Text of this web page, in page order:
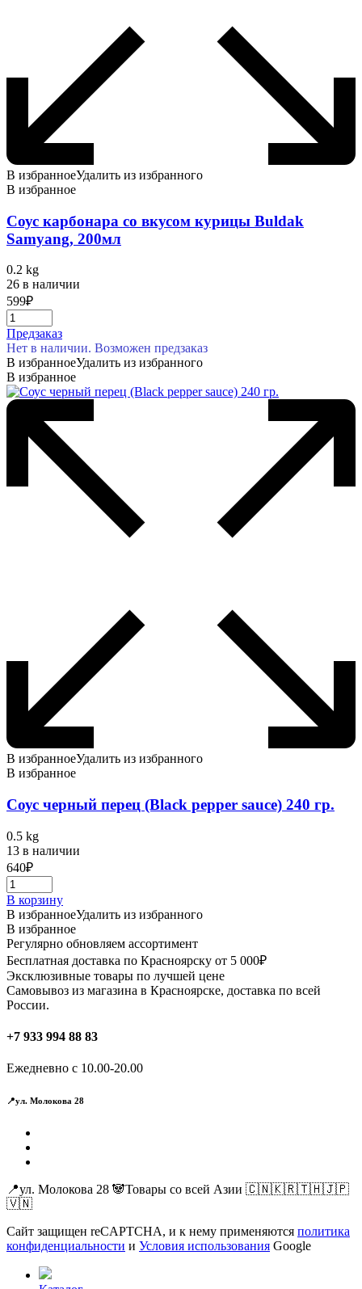
В избранноеУдалить из избранного
В избранное
Соус карбонара со вкусом курицы Buldak
Samyang, 200мл
0.2 kg
26 в наличии
599₽
Предзаказ
Нет в наличии. Возможен предзаказ
В избранноеУдалить из избранного
В избранное
В избранноеУдалить из избранного
В избранное
Соус черный перец (Black pepper sauce) 240 гр.
0.5 kg
13 в наличии
640₽
В корзину
В избранноеУдалить из избранного
В избранное
Регулярно обновляем ассортимент
Бесплатная доставка по Красноярску от 5 000₽
Эксклюзивные товары по лучшей цене
Самовывоз из магазина в Красноярске, доставка по всей
России.
+7 933 994 88 83
Ежедневно с 10.00-20.00
📍ул. Молокова 28
📍ул. Молокова 28 🐼Товары со всей Азии 🇨🇳🇰🇷🇹🇭🇯🇵
🇻🇳
Сайт защищен reCAPTCHA, и к нему применяются политика
конфиденциальности и Условия использования Google